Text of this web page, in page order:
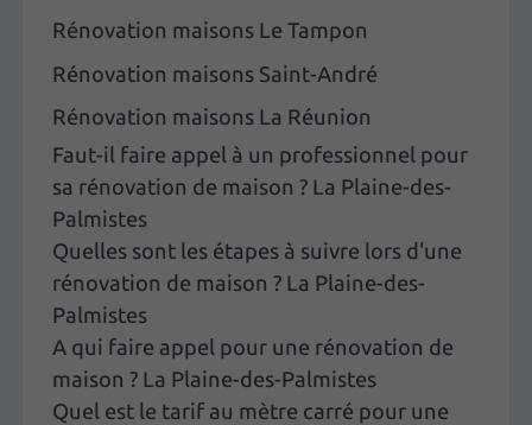
Rénovation maisons Le Tampon
Rénovation maisons Saint-André
Rénovation maisons La Réunion
Faut-il faire appel à un professionnel pour
sa rénovation de maison ? La Plaine-des-
Palmistes
Quelles sont les étapes à suivre lors d'une
rénovation de maison ? La Plaine-des-
Palmistes
A qui faire appel pour une rénovation de
maison ? La Plaine-des-Palmistes
Quel est le tarif au mètre carré pour une